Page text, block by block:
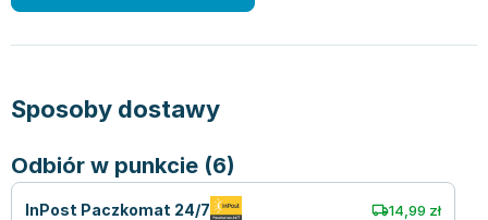
Sposoby dostawy
Odbiór w punkcie (6)
InPost Paczkomat 24/7 14,99 zł